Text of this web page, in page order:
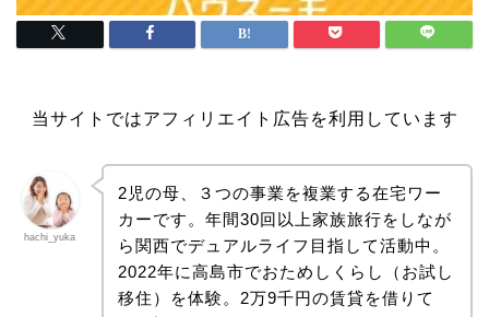
当サイトではアフィリエイト広告を利用しています
hachi_yuka
2児の母、３つの事業を複業する在宅ワー
カーです。年間30回以上家族旅行をしなが
ら関西でデュアルライフ目指して活動中。
2022年に高島市でおためしくらし（お試し
移住）を体験。2万9千円の賃貸を借りて